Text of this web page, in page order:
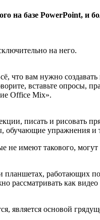
на базе PowerPoint, и
на него.
вам нужно
вставьте опросы,
Office Mix».
писать и рисовать
обучающие упражнения и
не имеют такового,
работающих
как
является основой